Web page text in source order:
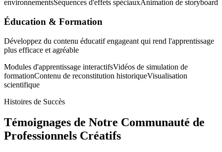
environnementsSéquences d'effets spéciauxAnimation de storyboard
Éducation & Formation
Développez du contenu éducatif engageant qui rend l'apprentissage
plus efficace et agréable
Modules d'apprentissage interactifsVidéos de simulation de
formationContenu de reconstitution historiqueVisualisation
scientifique
Histoires de Succès
Témoignages de Notre Communauté de
Professionnels Créatifs